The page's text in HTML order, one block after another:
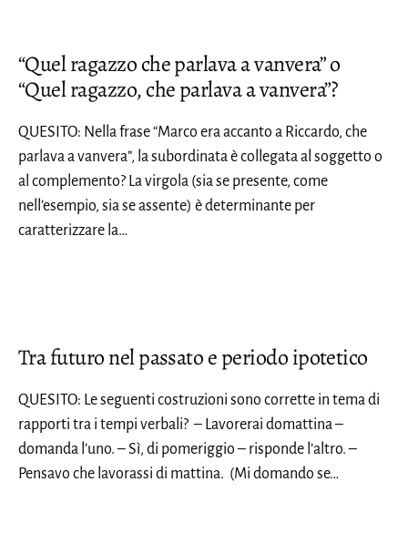
“Quel ragazzo che parlava a vanvera” o
“Quel ragazzo, che parlava a vanvera”?
QUESITO: Nella frase “Marco era accanto a Riccardo, che
parlava a vanvera”, la subordinata è collegata al soggetto o
al complemento? La virgola (sia se presente, come
nell’esempio, sia se assente) è determinante per
caratterizzare la…
Tra futuro nel passato e periodo ipotetico
QUESITO: Le seguenti costruzioni sono corrette in tema di
rapporti tra i tempi verbali? – Lavorerai domattina –
domanda l’uno. – Sì, di pomeriggio – risponde l’altro. –
Pensavo che lavorassi di mattina. (Mi domando se…